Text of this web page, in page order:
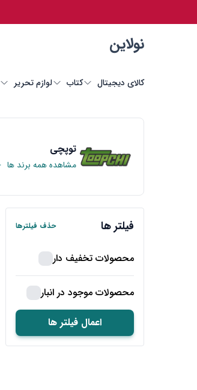
نولاین
کالای دیجیتال کتاب لوازم تحریر
توپچی
مشاهده همه برند ها
فیلتر ها حذف فیلترها
محصولات تخفیف دار
محصولات موجود در انبار
اعمال فیلتر ها